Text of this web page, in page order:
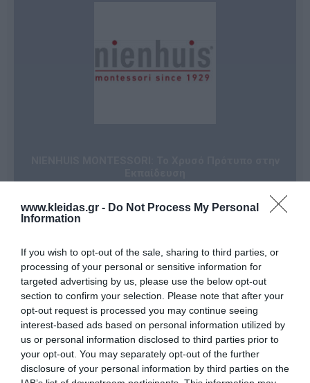
www.kleidas.gr - Do Not Process My Personal
Information
If you wish to opt-out of the sale, sharing to third parties, or
processing of your personal or sensitive information for
targeted advertising by us, please use the below opt-out
section to confirm your selection. Please note that after your
opt-out request is processed you may continue seeing
interest-based ads based on personal information utilized by
us or personal information disclosed to third parties prior to
your opt-out. You may separately opt-out of the further
disclosure of your personal information by third parties on the
συγκεντρώνει τα κορυφαία εκπαιδευτικά σήματα
παγκοσμίως με επίκεντρο τη μάθηση μέσω του
εκπαιδευτικούς, η Nienhuis σχεδιάζει και αναπτύσσει
καινοτόμο
αυθεντικό υλικό Μοντεσσόρι
, το οποίο
ακολουθεί πιστά τους μαθησιακούς στόχους διεθνών
προγραμμάτων σπουδών. Κάθε προϊόν είναι
προσανατολισμένο στις στοχευμένες ανάγκες
παιδιών και εκπαιδευτικών, διασφαλίζοντας την
υψηλότερη ποιότητα κατασκευής.
Σήμερα, η Nienhuis Montessori διατηρεί μια
στρατηγική συνεργασία με την
AMI (Association
Montessori Internationale). Αυτή η διεθνής σύμπραξη
αποσκοπεί στη δημιουργία νέων ευκαιριών για παιδιά